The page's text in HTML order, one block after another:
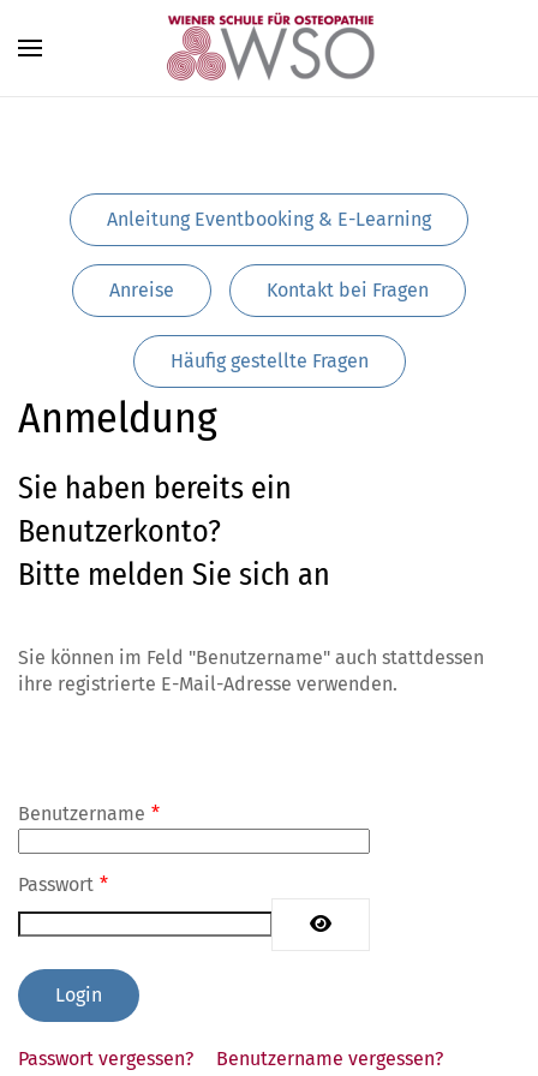
Zum Hauptinhalt springen
Anleitung Eventbooking & E-Learning
Anreise Kontakt bei Fragen
Häufig gestellte Fragen
Anmeldung
Sie haben bereits ein
Benutzerkonto?
Bitte melden Sie sich an
Sie können im Feld "Benutzername" auch stattdessen
ihre registrierte E-Mail-Adresse verwenden.
Benutzername *
Passwort *
Passwort vergessen? Benutzername vergessen?